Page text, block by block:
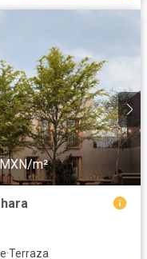
m²
·Terraza